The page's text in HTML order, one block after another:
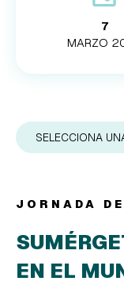
7
MARZO
SELECCIONA
JORNADA
EN EL